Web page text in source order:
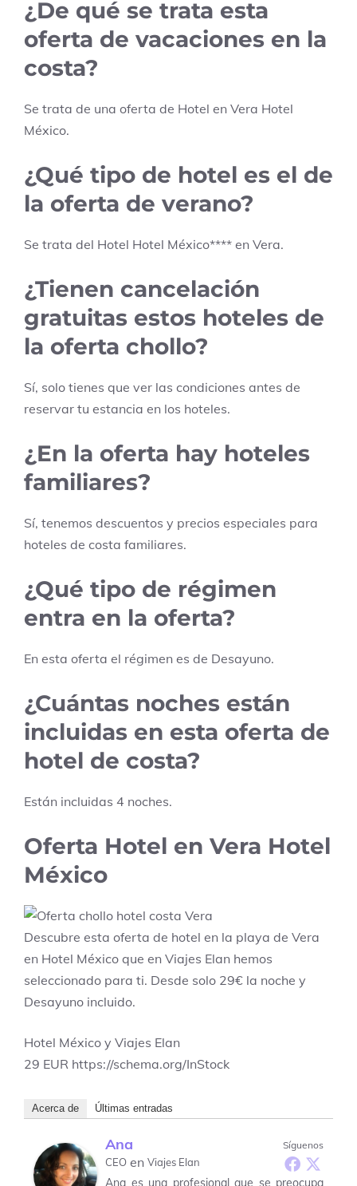
¿De qué se trata esta
oferta de vacaciones en la
costa?
Se trata de una oferta de Hotel en Vera Hotel
México.
¿Qué tipo de hotel es el de
la oferta de verano?
Se trata del Hotel Hotel México**** en Vera.
¿Tienen cancelación
gratuitas estos hoteles de
la oferta chollo?
Sí, solo tienes que ver las condiciones antes de
reservar tu estancia en los hoteles.
¿En la oferta hay hoteles
familiares?
Sí, tenemos descuentos y precios especiales para
hoteles de costa familiares.
¿Qué tipo de régimen
entra en la oferta?
En esta oferta el régimen es de Desayuno.
¿Cuántas noches están
incluidas en esta oferta de
hotel de costa?
Están incluidas 4 noches.
Oferta Hotel en Vera Hotel
México
Descubre esta oferta de hotel en la playa de Vera
en Hotel México que en Viajes Elan hemos
seleccionado para ti. Desde solo 29€ la noche y
Desayuno incluido.
Hotel México y Viajes Elan
29 EUR https://schema.org/InStock
Acerca de Últimas entradas
Síguenos
Ana
CEO en Viajes Elan
Ana es una profesional que se preocupa